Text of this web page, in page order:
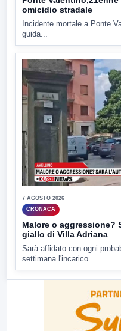
omicidio stradale
Incidente mortale a Ponte
guida...
7 AGOSTO 2026
CRONACA
Malore o aggressione?
giallo di Villa Adriana
Sarà affidato con ogni
settimana l'incarico...